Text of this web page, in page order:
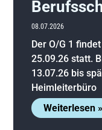
08.07.2026
Der O/G 1
25.09.26 statt.
13.07.26 bis
Heimleiterbüro
Weiterlesen »